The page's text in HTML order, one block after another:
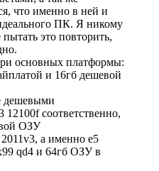
что именно в ней и
ПК. Я никому
это повторить,
основных платформы:
и 16гб дешевой
дешевыми
соответственно,
ОЗУ
а именно e5
qd4 и 64гб ОЗУ в